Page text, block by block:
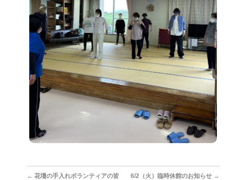
← 花壇の手入れボランティアの皆
6/2（火）臨時休館のお知らせ →